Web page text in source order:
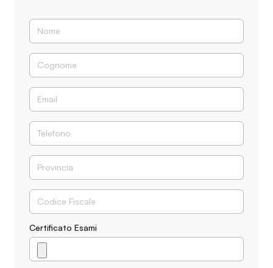
Certificato Esami